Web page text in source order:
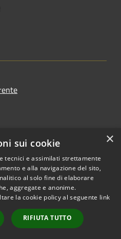
Copyright © 2026 • Comune di
Cervia • Powered by
Municipium•
Accesso
redazione
×
sui cookie
tecnici e assimilati strettamente
e alla navigazione del sito,
al solo fine di elaborare
aggregate e anonime.
la cookie policy al seguente link
RIFIUTA TUTTO